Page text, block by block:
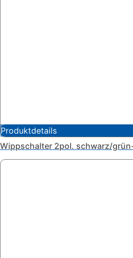
Produktdetails
Wippschalter 2pol. schwarz/